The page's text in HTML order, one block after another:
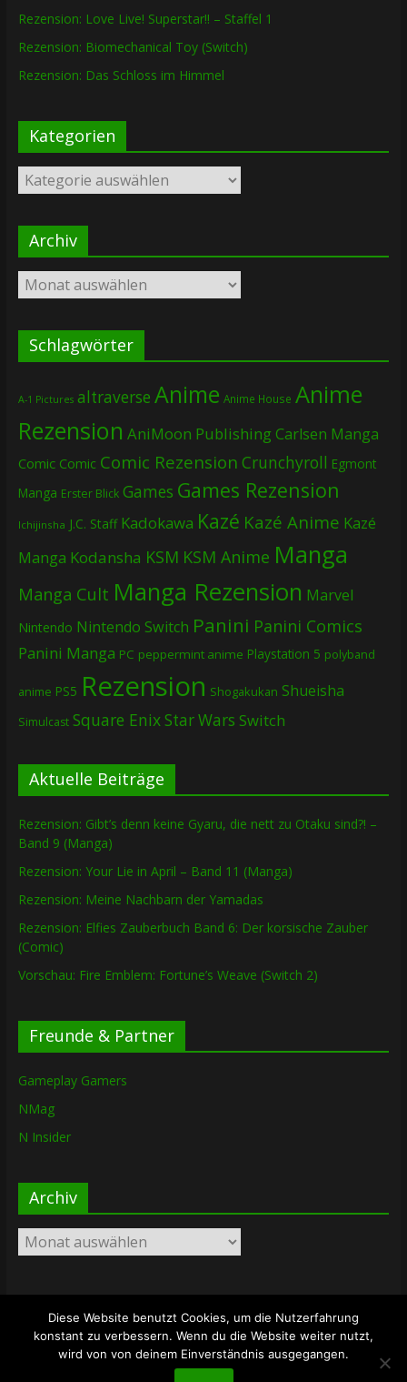
Rezension: Love Live! Superstar!! – Staffel 1
Rezension: Biomechanical Toy (Switch)
Rezension: Das Schloss im Himmel
Kategorien
Kategorien
Archiv
Archiv
Schlagwörter
A-1 Pictures altraverse Anime Anime House Anime
Rezension AniMoon PublishingCarlsen Manga
Comic Comic Comic Rezension Crunchyroll Egmont
Manga Erster Blick Games Games Rezension
Ichijinsha J.C. Staff Kadokawa Kazé Kazé Anime Kazé
Manga Kodansha KSM KSM Anime Manga
Manga Cult Manga Rezension Marvel
Nintendo Nintendo Switch Panini Panini Comics
Panini Manga PC peppermint anime Playstation 5 polyband
anime PS5 Rezension Shogakukan Shueisha
Simulcast Square EnixStar Wars Switch
Aktuelle Beiträge
Rezension: Gibt’s denn keine Gyaru, die nett zu Otaku sind?! –
Band 9 (Manga)
Rezension: Your Lie in April – Band 11 (Manga)
Rezension: Meine Nachbarn der Yamadas
Rezension: Elfies Zauberbuch Band 6: Der korsische Zauber
(Comic)
Vorschau: Fire Emblem: Fortune’s Weave (Switch 2)
Freunde & Partner
Gameplay Gamers
NMag
N Insider
Archiv
Archiv
Copyright © 2026The Lost Dungeon. Alle Rechte vorbehalten.
Theme: ColorMag vonThemeGrill. Bereitgestellt von
WordPress
Diese Website benutzt Cookies, um die Nutzerfahrung
konstant zu verbessern. Wenn du die Website weiter nutzt,
wird von von deinem Einverständnis ausgegangen.